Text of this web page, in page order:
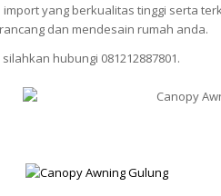
yang berkualitas tinggi serta
dan mendesain rumah anda.
hubungi 081212887801.